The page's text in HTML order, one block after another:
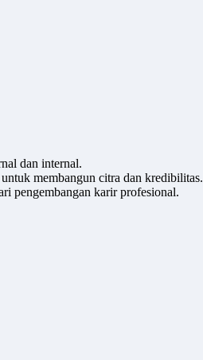
dan internal.
membangun citra dan kredibilitas.
pengembangan karir profesional.